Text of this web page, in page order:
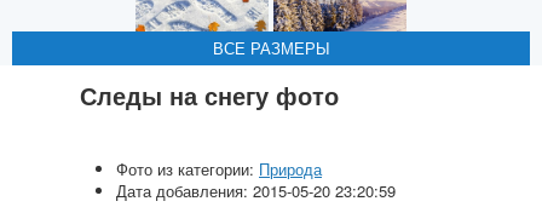
ВСЕ РАЗМЕРЫ
ВСЕ РАЗМЕРЫ
ВСЕ РАЗМЕРЫ
ВСЕ РАЗМЕРЫ
ВСЕ РАЗМЕРЫ
Следы на снегу фото
Фото из категории: Природа
Дата добавления: 2015-05-20 23:20:59